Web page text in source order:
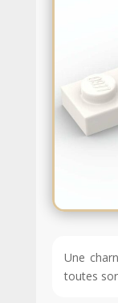
Une
toutes